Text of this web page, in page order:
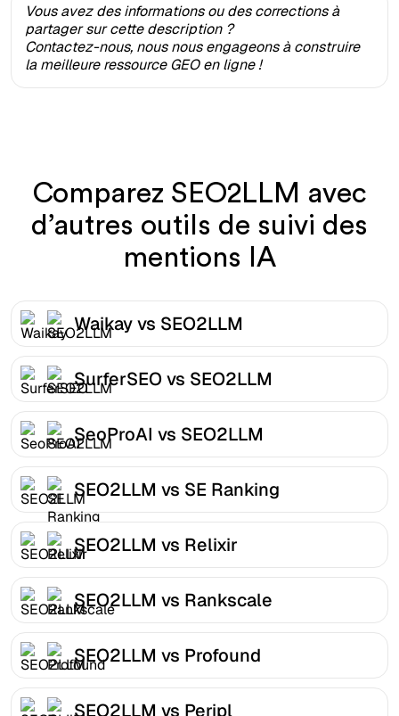
Vous avez des informations ou des corrections à
partager sur cette description ?
Contactez-nous, nous nous engageons à construire
la meilleure ressource GEO en ligne !
Comparez SEO2LLM avec
d’autres outils de suivi des
mentions IA
Waikay vs SEO2LLM
SurferSEO vs SEO2LLM
SeoProAI vs SEO2LLM
SEO2LLM vs SE Ranking
SEO2LLM vs Relixir
SEO2LLM vs Rankscale
SEO2LLM vs Profound
SEO2LLM vs Peripl